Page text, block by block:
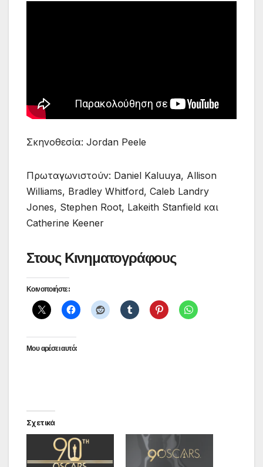
Σκηνοθεσία: Jordan Peele
Πρωταγωνιστούν: Daniel Kaluuya, Allison
Williams, Bradley Whitford, Caleb Landry
Jones, Stephen Root, Lakeith Stanfield και
Catherine Keener
Στους Κινηματογράφους
Κοινοποιήστε:
Μου αρέσει αυτό:
Σχετικά